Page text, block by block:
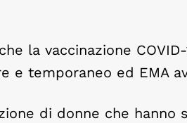
la vaccinazione
e temporaneo ed EMA
di donne che hanno